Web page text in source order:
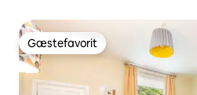
Gæstefavorit
Gæstefavorit